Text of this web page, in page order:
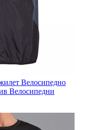
Велосипедно
Велосипедни